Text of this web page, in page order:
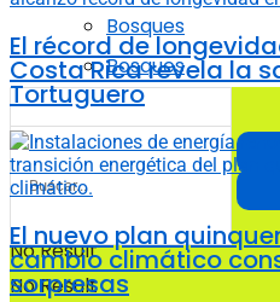
Bosques
No Result
Bosques
No Result
El récord de
Costa Rica revela la
Tortuguero
El nuevo plan
cambio climático
sorpresas